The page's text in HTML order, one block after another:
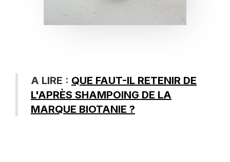
A LIRE : QUE FAUT-IL RETENIR DE
L'APRÈS SHAMPOING DE LA
MARQUE BIOTANIE ?